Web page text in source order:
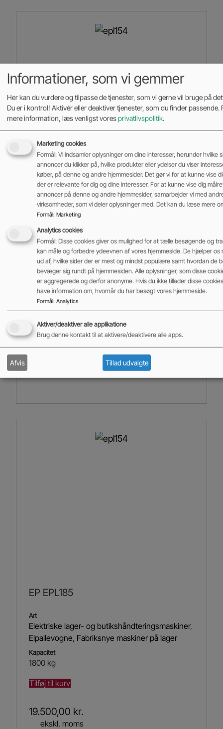
EP EPL185
Elektriske lager- og butikshåndteringsmaskiner
Elpallevogne,Fabriksnye maskiner på lager
Kapacitet
1800 kg
Tilføj til kurv
19.500,00kr.
EP EPL185
Art
Elektriske lager- og butikshåndteringsmaskiner,
Elpallevogne, Fabriksnye maskiner på lager
Kapacitet
1800 kg
Tilføj til kurv
19.500,00 kr.
ekskl. moms
Informationer, som vi gemmer
Her kan du vurdere og tilpasse de tjenester, som vi gerne vil bruge på
Du er i kontrol! Aktivér eller deaktiver tjenester, som du finder passende.
mere information, læs venligst voresprivatlivspolitik.
Marketing cookies
Formål: Vi indsamler oplysninger om dine interesser, herunder hvilke
annoncer du klikker på, hvilke produkter eller ydelser du viser
køber, på denne og andre hjemmesider. Det gør vi for at kunne vise
der er relevante for dig og dine interesser. For at kunne vise dig
annoncer på denne og andre hjemmesider, samarbejder vi med
virksomheder, som vi deler oplysninger med. Det kan du læse mere
Formål: Marketing
Analytics cookies
Formål: Disse cookies giver os mulighed for at tælle besøgende og
kan måle og forbedre ydeevnen af vores hjemmeside. De hjælper os
ud af, hvilke sider der er mest og mindst populære samt hvordan de
bevæger sig rundt på hjemmesiden. Alle oplysninger, som disse
er aggregerede og derfor anonyme. Hvis du ikke tillader disse
have information om, hvornår du har besøgt vores hjemmeside.
Formål: Analytics
Aktiver/deaktiver alle applikatione
Brug denne kontakt til at aktivere/deaktivere alle apps.
Afvis Tillad udvalgte